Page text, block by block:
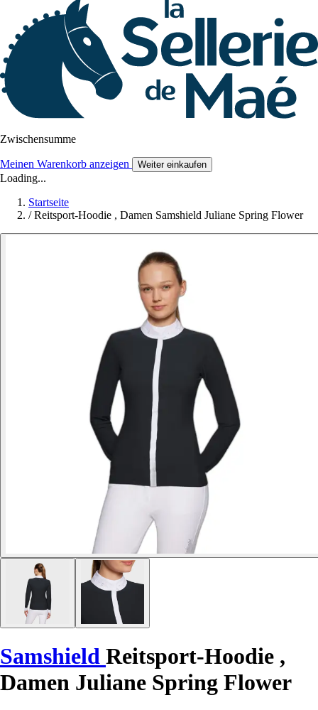
Zwischensumme
Meinen Warenkorb anzeigen Weiter einkaufen
Loading...
Startseite
/ Reitsport-Hoodie , Damen Samshield Juliane Spring Flower
Samshield Reitsport-Hoodie ,
Damen Juliane Spring Flower